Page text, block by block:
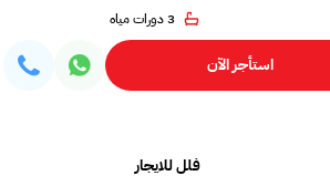
3 دورات مياه
استأجر الآن
فلل للايجار